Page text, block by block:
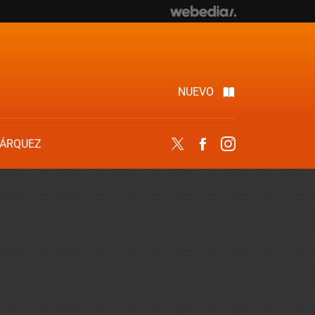
NUEVO
Twitter Facebook